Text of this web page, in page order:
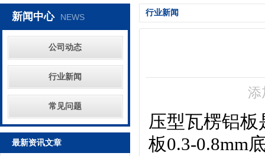
行业新闻
压型瓦楞铝
板0.3-0.8mm
新闻中心 NEWS
公司动态
行业新闻
常见问题
最新资讯文章